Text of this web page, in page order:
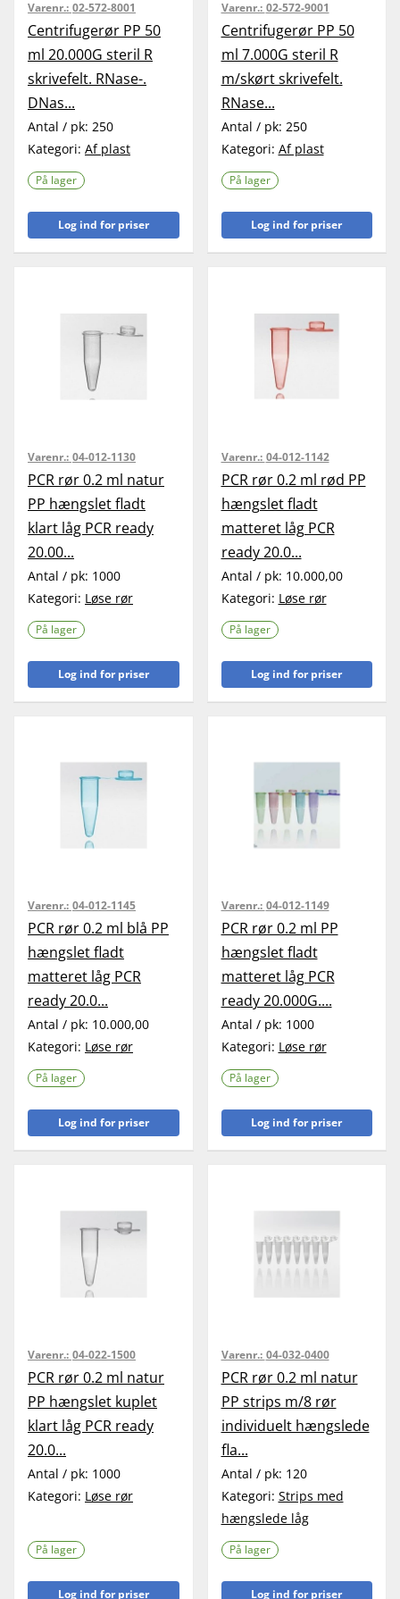
Varenr.: 02-572-8001
Centrifugerør PP 50
ml 20.000G steril R
skrivefelt. RNase-.
DNas...
Antal / pk: 250
Kategori: Af plast
På lager
Log ind for priser
Varenr.: 02-572-9001
Centrifugerør PP 50
ml 7.000G steril R
m/skørt skrivefelt.
RNase...
Antal / pk: 250
Kategori: Af plast
På lager
Log ind for priser
Varenr.: 04-012-1130
PCR rør 0.2 ml natur
PP hængslet fladt
klart låg PCR ready
20.00...
Antal / pk: 1000
Kategori: Løse rør
På lager
Log ind for priser
Varenr.: 04-012-1142
PCR rør 0.2 ml rød PP
hængslet fladt
matteret låg PCR
ready 20.0...
Antal / pk: 10.000,00
Kategori: Løse rør
På lager
Log ind for priser
Varenr.: 04-012-1145
PCR rør 0.2 ml blå PP
hængslet fladt
matteret låg PCR
ready 20.0...
Antal / pk: 10.000,00
Kategori: Løse rør
På lager
Log ind for priser
Varenr.: 04-012-1149
PCR rør 0.2 ml PP
hængslet fladt
matteret låg PCR
ready 20.000G....
Antal / pk: 1000
Kategori: Løse rør
På lager
Log ind for priser
Varenr.: 04-022-1500
PCR rør 0.2 ml natur
PP hængslet kuplet
klart låg PCR ready
20.0...
Antal / pk: 1000
Kategori: Løse rør
På lager
Log ind for priser
Varenr.: 04-032-0400
PCR rør 0.2 ml natur
PP strips m/8 rør
individuelt hængslede
fla...
Antal / pk: 120
Kategori: Strips med
hængslede låg
På lager
Log ind for priser